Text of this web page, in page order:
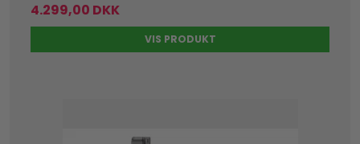
4.299,00 DKK
VIS PRODUKT